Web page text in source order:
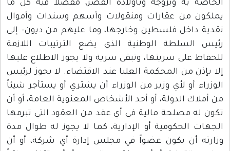
الخاصة به وبزوجه وبأولاده القصر، مفصلاً فيه كل ما
يملكون من عقارات ومنقولات وأسهم وسندات وأموال
نقدية داخل فلسطين وخارجها، وما عليهم من ديون- إلى
رئيس السلطة الوطنية الذي يضع الترتيبات اللازمة
للحفاظ على سريتها، وتبقى سرية ولا يجوز الاطـلاع عليها
إلا بإذن من المحكمة العليا عند الاقتضاء. لا يجوز لرئيس
الوزراء أو لأي وزير من الوزراء أن يشتري أو يستأجر شيئاً
من أملاك الدولة، أو أحد الأشخاص المعنوية العامة، أو أن
تكون له مصلحة مالية في أي عقد من العقود التي تبرمها
الجهات الحكومية أو الإدارية، كما لا يجوز له طوال مدة
وزارته أن يكون عضواً في مجلس إدارة أي شركة، أو أن